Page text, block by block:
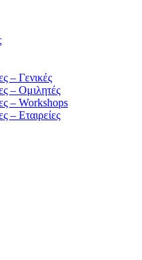
– Γενικές
– Ομιλητές
– Workshops
– Εταιρείες